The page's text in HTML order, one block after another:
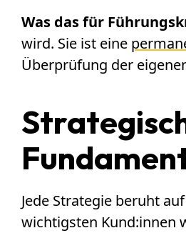
Was das für
wird. Sie ist eine
Überprüfung der
Jede Strategie beruht
wichtigsten Kund:innen